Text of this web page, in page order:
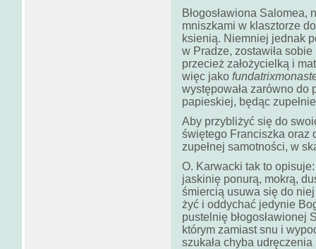
Błogosławiona
mniszkami w klasztorze
ksienią. Niemniej jednak
w Pradze, zostawiła
przecież założycielką i
więc jako
występowała zarówno do
papieskiej, będąc
Aby przybliżyć się do
świętego Franciszka oraz
zupełnej samotności, w
O. Karwacki tak to
jaskinię ponurą, mokrą,
śmiercią usuwa się do
żyć i oddychać jedynie
pustelnię błogosławionej
którym zamiast snu i
szukała chyba